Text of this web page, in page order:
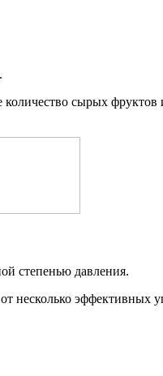
сырых
степенью давления.
несколько эффективных